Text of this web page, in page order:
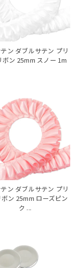
ン ダブルサテン プリ
ボン 25mm スノー 1m
ン ダブルサテン プリ
ン 25mm ローズピン
ク ...